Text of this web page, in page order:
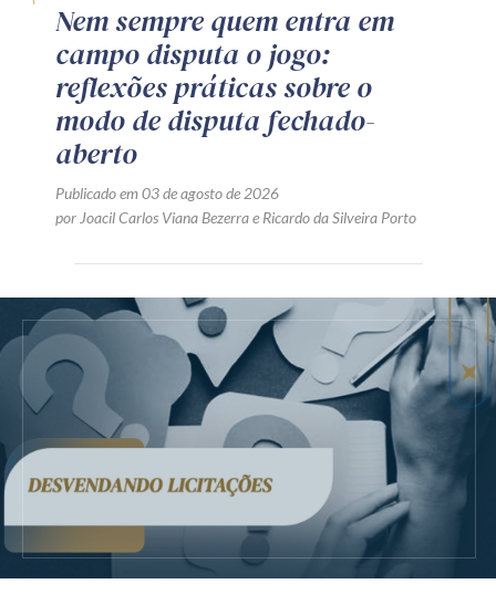
Nem sempre quem entra em
campo disputa o jogo:
reflexões práticas sobre o
modo de disputa fechado-
aberto
Publicado em 03 de agosto de 2026
por Joacil Carlos Viana Bezerrae Ricardo da Silveira Porto